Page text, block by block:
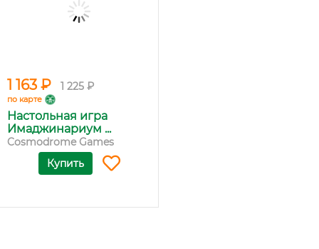
1 163 ₽ 1 225 ₽
по карте
Настольная игра
Имаджинариум ...
Cosmodrome Games
Купить